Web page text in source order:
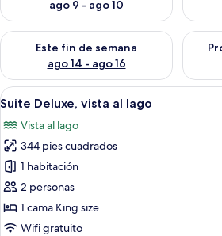
ago 9 - ago 10
Este fin de semana
ago 14 - ago 16
Consulta la disponibilidad para este
Abrir
todas
las
fotos
de
Suite
Deluxe,
vista
Un
4
Suite Deluxe, vista al lago
Vista al lago
344 pies cuadrados
1 habitación
2 personas
1 cama King size
Wifi gratuito